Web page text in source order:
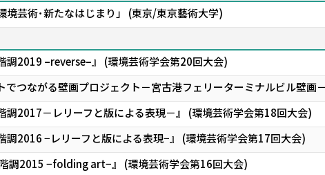
境芸術･新たなはじまり」 (東京/東京藝術大学)
調2019 –reverse–』 (環境芸術学会第20回大会)
でつながる壁画プロジェクト－宮古港フェリーターミナルビル壁画
調2017－レリーフと版による表現－』 (環境芸術学会第18回大会)
調2016 −レリーフと版による表現−』 (環境芸術学会第17回大会)
調2015 −folding art−』 (環境芸術学会第16回大会)